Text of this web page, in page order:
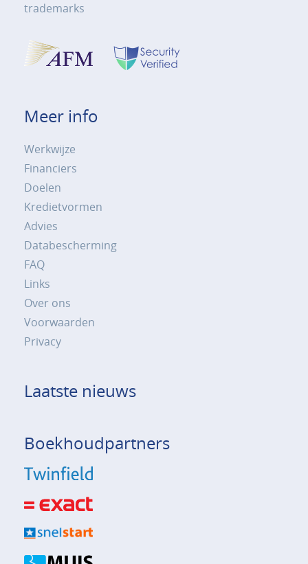
trademarks
Meer info
Werkwijze
Financiers
Doelen
Kredietvormen
Advies
Databescherming
FAQ
Links
Over ons
Voorwaarden
Privacy
Laatste nieuws
Boekhoudpartners